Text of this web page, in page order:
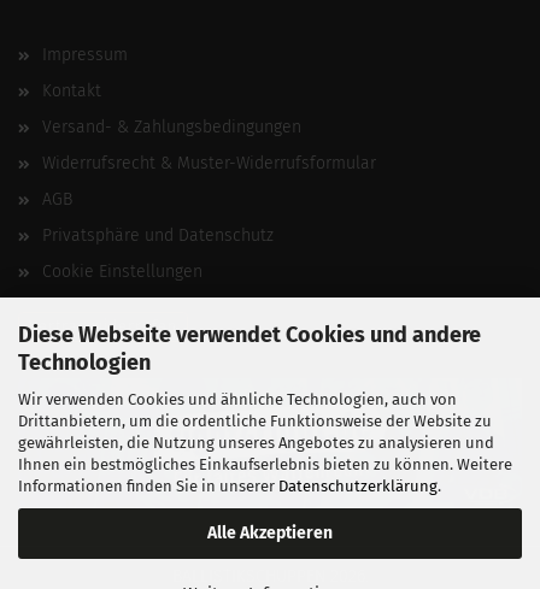
Diese Webseite verwendet Cookies und andere
Technologien
Wir verwenden Cookies und ähnliche Technologien, auch von
Drittanbietern, um die ordentliche Funktionsweise der Website zu
gewährleisten, die Nutzung unseres Angebotes zu analysieren und
Ihnen ein bestmögliches Einkaufserlebnis bieten zu können. Weitere
Informationen finden Sie in unserer Datenschutzerklärung.
Alle Akzeptieren
Impressum
Kontakt
Versand- & Zahlungsbedingungen
Widerrufsrecht & Muster-Widerrufsformular
AGB
Privatsphäre und Datenschutz
Cookie Einstellungen
Vertrag widerrufen